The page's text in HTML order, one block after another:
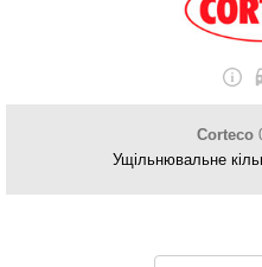
Corteco
Ущільнювальне